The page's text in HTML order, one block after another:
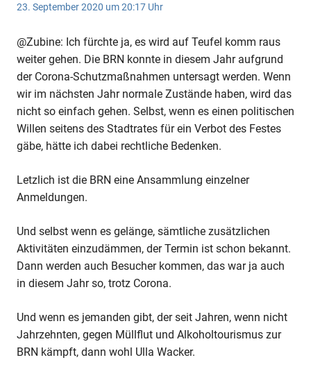
23. September 2020 um 20:17 Uhr
@Zubine: Ich fürchte ja, es wird auf Teufel komm raus
weiter gehen. Die BRN konnte in diesem Jahr aufgrund
der Corona-Schutzmaßnahmen untersagt werden. Wenn
wir im nächsten Jahr normale Zustände haben, wird das
nicht so einfach gehen. Selbst, wenn es einen politischen
Willen seitens des Stadtrates für ein Verbot des Festes
gäbe, hätte ich dabei rechtliche Bedenken.
Letzlich ist die BRN eine Ansammlung einzelner
Anmeldungen.
Und selbst wenn es gelänge, sämtliche zusätzlichen
Aktivitäten einzudämmen, der Termin ist schon bekannt.
Dann werden auch Besucher kommen, das war ja auch
in diesem Jahr so, trotz Corona.
Und wenn es jemanden gibt, der seit Jahren, wenn nicht
Jahrzehnten, gegen Müllflut und Alkoholtourismus zur
BRN kämpft, dann wohl Ulla Wacker.